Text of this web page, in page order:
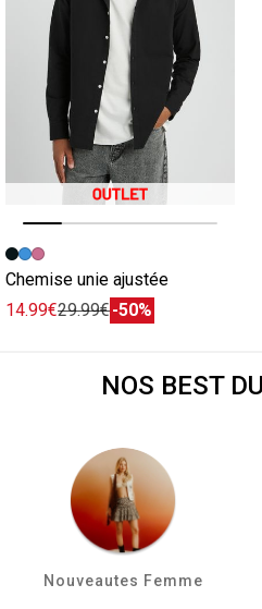
Image précédente
Image suivante
Chemise unie ajustée
14.99€29.99€-50%
NOS BEST
Nouveautes Femme